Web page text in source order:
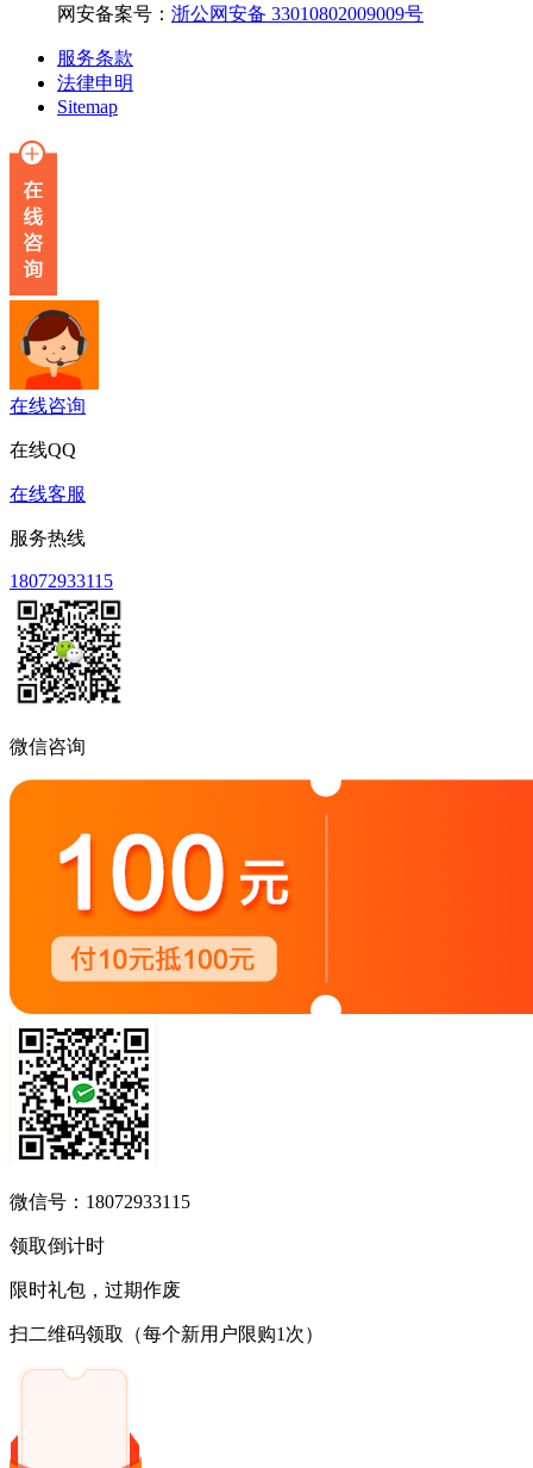
网安备案号： 浙公网安备 33010802009009号
服务条款
法律申明
Sitemap
在线咨询
在线QQ
在线客服
服务热线
18072933115
微信咨询
微信号：18072933115
领取倒计时
限时礼包，过期作废
扫二维码领取 （每个新用户限购1次）